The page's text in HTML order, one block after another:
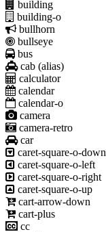
building
building-o
bullhorn
bullseye
bus
cab (alias)
calculator
calendar
calendar-o
camera
camera-retro
car
caret-square-o-down
caret-square-o-left
caret-square-o-right
caret-square-o-up
cart-arrow-down
cart-plus
cc